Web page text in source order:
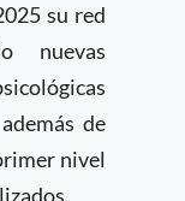
su red
nuevas
de
nivel